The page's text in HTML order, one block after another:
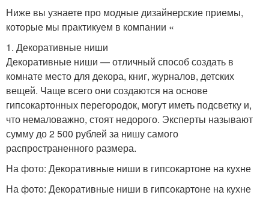
Ниже вы узнаете про модные дизайнерские приемы,
которые мы практикуем в компании «
1. Декоративные ниши
Декоративные ниши — отличный способ создать в
комнате место для декора, книг, журналов, детских
вещей. Чаще всего они создаются на основе
гипсокартонных перегородок, могут иметь подсветку и,
что немаловажно, стоят недорого. Эксперты называют
сумму до 2 500 рублей за нишу самого
распространенного размера.
На фото: Декоративные ниши в гипсокартоне на кухне
На фото: Декоративные ниши в гипсокартоне на кухне